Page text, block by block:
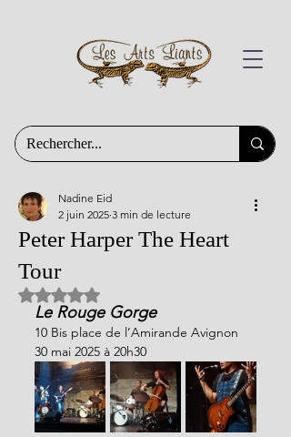
Peter Harper The Heart
Tour
Nadine Eid
2 juin 2025 3 min de lecture
Noté NaN étoiles sur 5.
Le Rouge Gorge
10 Bis place de l’Amirande Avignon
30 mai 2025 à 20h30